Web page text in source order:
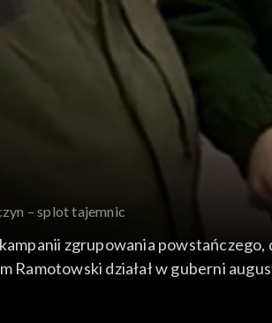
– splot tajemnic
zgrupowania
Ramotowski działał w guberni
w swe rodzinne okolice, nad